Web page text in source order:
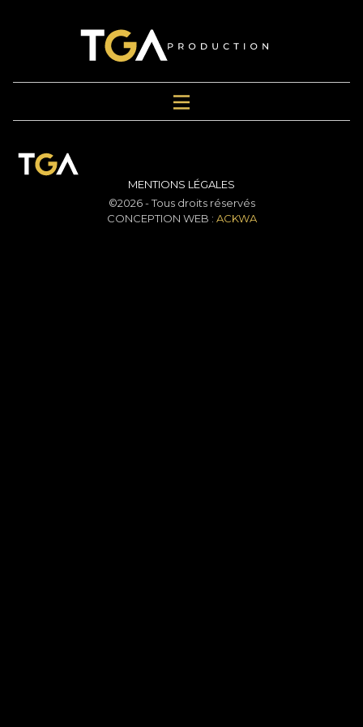
MENTIONS LÉGALES
©2026 - Tous droits réservés
CONCEPTION WEB : ACKWA